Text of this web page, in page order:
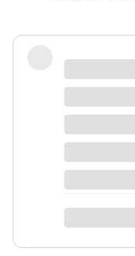
Danka
Serduszko